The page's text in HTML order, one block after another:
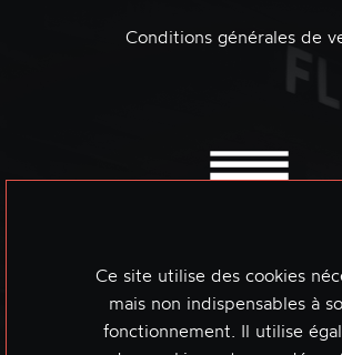
Conditions générales de
Ce site utilise des cookies
mais non indispensables à
fonctionnement. Il utilise